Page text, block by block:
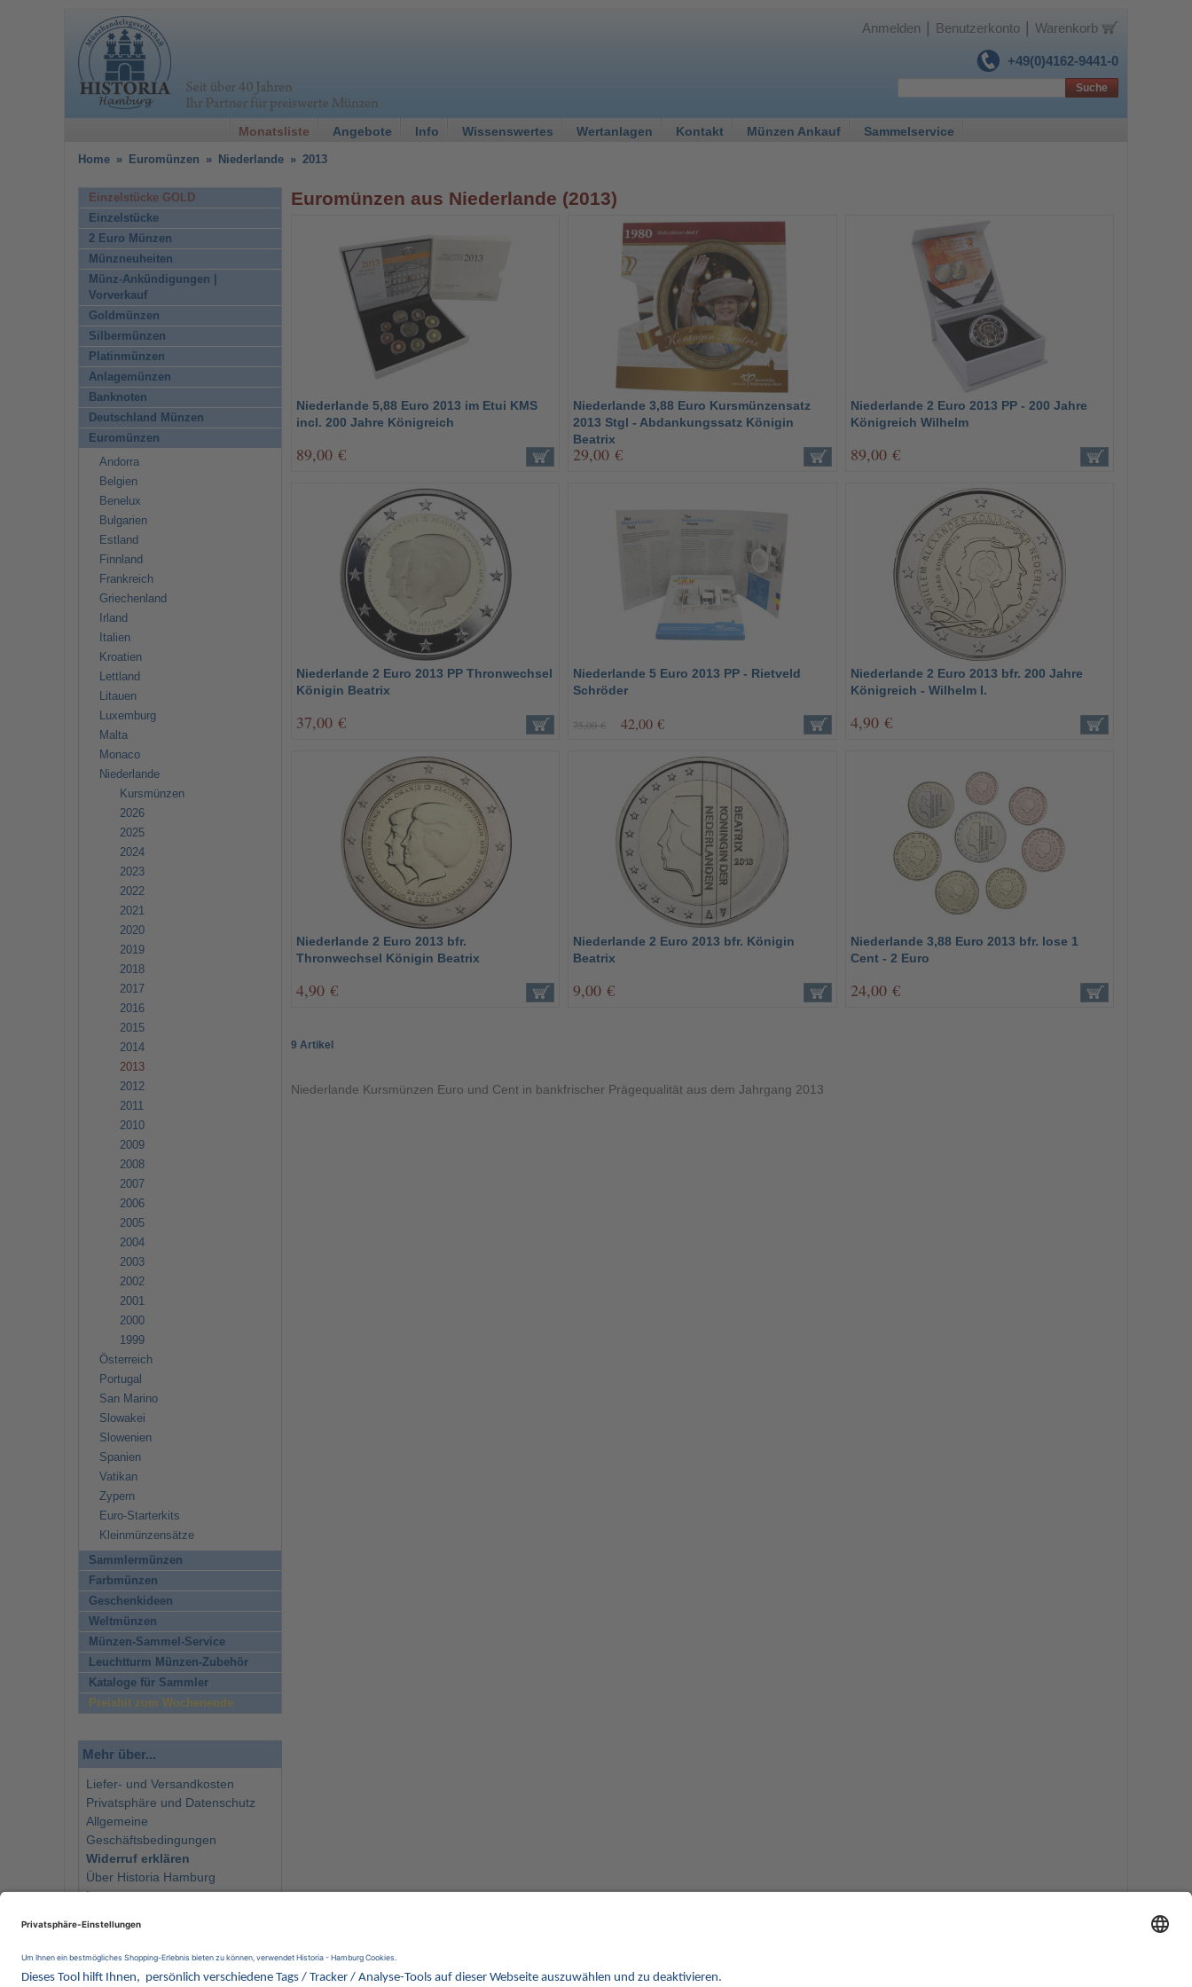
+49(0)4162-9441-0
Anmelden Benutzerkonto Warenkorb
Monatsliste Angebote Info Wissenswertes Wertanlagen Kontakt Münzen Ankauf Sammelservice
Suche
Home » Euromünzen » Niederlande » 2013
Euromünzen aus Niederlande (2013)
Niederlande 5,88 Euro 2013 im Etui KMS
incl. 200 Jahre Königreich
89,00 €
Niederlande 3,88 Euro Kursmünzensatz
2013 Stgl - Abdankungssatz Königin
Beatrix
29,00 €
Niederlande 2 Euro 2013 PP - 200 Jahre
Königreich Wilhelm
89,00 €
Niederlande 2 Euro 2013 PP Thronwechsel
Königin Beatrix
37,00 €
Niederlande 5 Euro 2013 PP - Rietveld
Schröder
75,00 € 42,00 €
Niederlande 2 Euro 2013 bfr. 200 Jahre
Königreich - Wilhelm I.
4,90 €
Niederlande 2 Euro 2013 bfr.
Thronwechsel Königin Beatrix
4,90 €
Niederlande 2 Euro 2013 bfr. Königin
Beatrix
9,00 €
Niederlande 3,88 Euro 2013 bfr. lose 1
Cent - 2 Euro
24,00 €
9 Artikel
Niederlande Kursmünzen Euro und Cent in bankfrischer Prägequalität aus dem Jahrgang 2013
Einzelstücke GOLD
Einzelstücke
2 Euro Münzen
Münzneuheiten
Münz-Ankündigungen |
Vorverkauf
Goldmünzen
Silbermünzen
Platinmünzen
Anlagemünzen
Banknoten
Deutschland Münzen
Euromünzen
Andorra
Belgien
Benelux
Bulgarien
Estland
Finnland
Frankreich
Griechenland
Irland
Italien
Kroatien
Lettland
Litauen
Luxemburg
Malta
Monaco
Niederlande
Kursmünzen
2026
2025
2024
2023
2022
2021
2020
2019
2018
2017
2016
2015
2014
2013
2012
2011
2010
2009
2008
2007
2006
2005
2004
2003
2002
2001
2000
1999
Österreich
Portugal
San Marino
Slowakei
Slowenien
Spanien
Vatikan
Zypern
Euro-Starterkits
Kleinmünzensätze
Sammlermünzen
Farbmünzen
Geschenkideen
Weltmünzen
Münzen-Sammel-Service
Leuchtturm Münzen-Zubehör
Kataloge für Sammler
Preishit zum Wochenende
Mehr über...
Liefer- und Versandkosten
Privatsphäre und Datenschutz
Allgemeine
Geschäftsbedingungen
Widerruf erklären
Über Historia Hamburg
Impressum
Newsletter